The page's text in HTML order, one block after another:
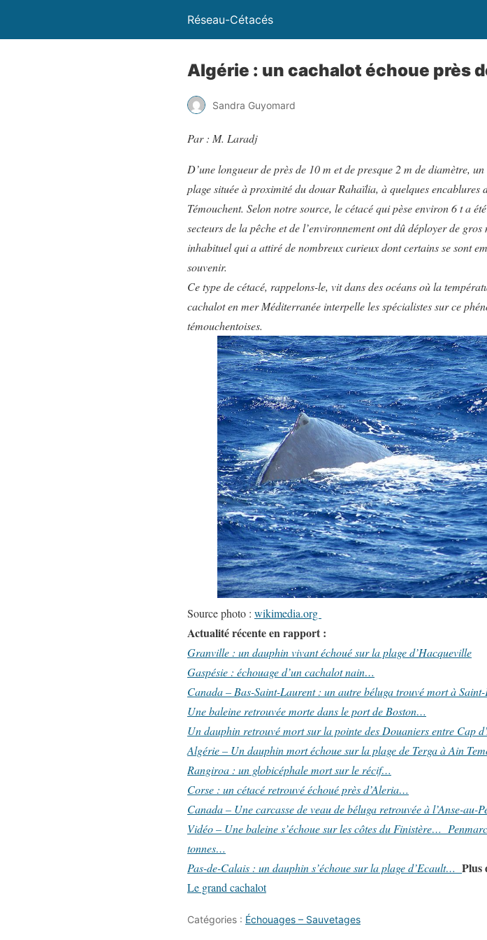
Réseau-Cétacés
Algérie : un cachalot échoue près
Sandra Guyomard
Par : M. Laradj
D’une longueur de près de 10 m et de presque 2 m de diamètre,
plage située à proximité du douar Rahaïlia, à quelques encablures
Témouchent. Selon notre source, le cétacé qui pèse environ 6 t a
secteurs de la pêche et de l’environnement ont dû déployer de
inhabituel qui a attiré de nombreux curieux dont certains se sont
souvenir.
Ce type de cétacé, rappelons-le, vit dans des océans où la
cachalot en mer Méditerranée interpelle les spécialistes sur ce
témouchentoises.
Source photo : wikimedia.org
Actualité récente en rapport :
Granville : un dauphin vivant échoué sur la plage d’Hacqueville
Gaspésie : échouage d’un cachalot nain…
Canada – Bas-Saint-Laurent : un autre béluga trouvé mort à
Une baleine retrouvée morte dans le port de Boston…
Un dauphin retrouvé mort sur la pointe des Douaniers entre Cap
Algérie – Un dauphin mort échoue sur la plage de Terga à Ain
Rangiroa : un globicéphale mort sur le récif…
Corse : un cétacé retrouvé échoué près d’Aleria…
Canada – Une carcasse de veau de béluga retrouvée à l’Anse-au-
Vidéo – Une baleine s’échoue sur les côtes du Finistère…
tonnes…
Pas-de-Calais : un dauphin s’échoue sur la plage d’Ecault… Plus
Le grand cachalot
Catégories : Échouages – Sauvetages